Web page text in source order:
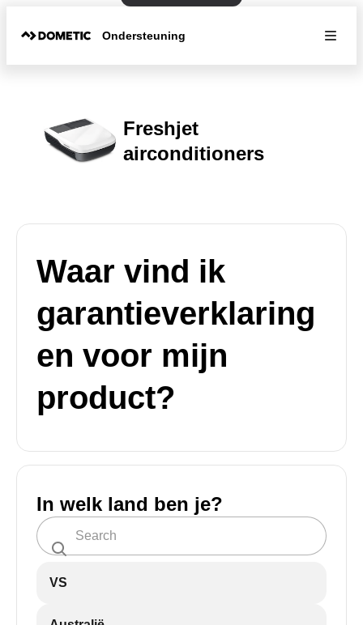
Ondersteuning
Freshjet
airconditioners
Waar vind ik
garantieverklaring
en voor mijn
product?
In welk land ben je?
VS